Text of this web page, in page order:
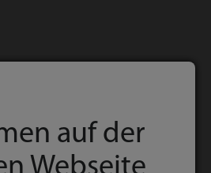
auf der